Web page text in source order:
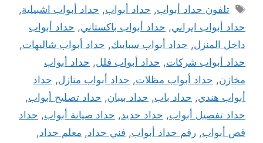
الوسوم
تلفون حداد أبواب, حداد أبواب, حداد أبواب اشبيلية,
حداد أبواب ايراني, حداد أبواب باكستاني, حداد أبواب
داخل المنزل, حداد أبواب سبابيك, حداد أبواب شاليهات,
حداد أبواب شركات, حداد أبواب فلل, حداد أبواب
مخازن, حداد أبواب مظلات, حداد أبواب منازل, حداد
أبواب هندي, حداد باب, حداد بيبان, حداد تصليح أبواب,
حداد تفصيل أبواب, حداد حديد, حداد صيانة أبواب, حداد
قص أبواب, رقم حداد أبواب, فني حداد, معلم حداد,